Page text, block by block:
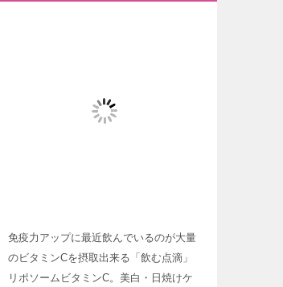
免疫力アップに最近飲んでいるのが大量
のビタミンCを摂取出来る「飲む点滴」
リポソームビタミンC。美白・日焼けケ